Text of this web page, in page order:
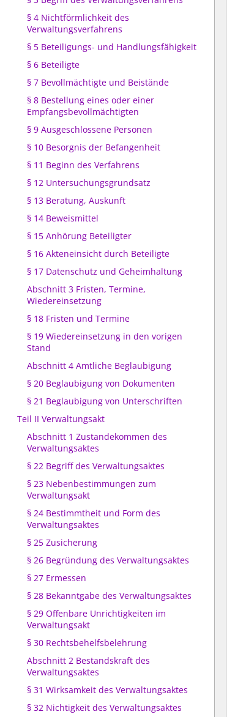
§ 4 Nichtförmlichkeit des
Verwaltungsverfahrens
§ 5 Beteiligungs- und Handlungsfähigkeit
§ 6 Beteiligte
§ 7 Bevollmächtigte und Beistände
§ 8 Bestellung eines oder einer
Empfangsbevollmächtigten
§ 9 Ausgeschlossene Personen
§ 10 Besorgnis der Befangenheit
§ 11 Beginn des Verfahrens
§ 12 Untersuchungsgrundsatz
§ 13 Beratung, Auskunft
§ 14 Beweismittel
§ 15 Anhörung Beteiligter
§ 16 Akteneinsicht durch Beteiligte
§ 17 Datenschutz und Geheimhaltung
Abschnitt 3 Fristen, Termine,
Wiedereinsetzung
§ 18 Fristen und Termine
§ 19 Wiedereinsetzung in den vorigen
Stand
Abschnitt 4 Amtliche Beglaubigung
§ 20 Beglaubigung von Dokumenten
§ 21 Beglaubigung von Unterschriften
Teil II Verwaltungsakt
Abschnitt 1 Zustandekommen des
Verwaltungsaktes
§ 22 Begriff des Verwaltungsaktes
§ 23 Nebenbestimmungen zum
Verwaltungsakt
§ 24 Bestimmtheit und Form des
Verwaltungsaktes
§ 25 Zusicherung
§ 26 Begründung des Verwaltungsaktes
§ 27 Ermessen
§ 28 Bekanntgabe des Verwaltungsaktes
§ 29 Offenbare Unrichtigkeiten im
Verwaltungsakt
§ 30 Rechtsbehelfsbelehrung
Abschnitt 2 Bestandskraft des
Verwaltungsaktes
§ 31 Wirksamkeit des Verwaltungsaktes
§ 32 Nichtigkeit des Verwaltungsaktes